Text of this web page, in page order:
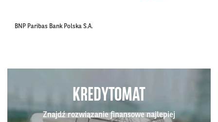
BNP Paribas Bank Polska S.A.
KREDYTOMAT
Znajdź rozwiązanie finansowe najlepiej